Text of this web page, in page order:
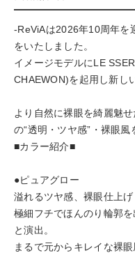
-ReViAは2026年10周年を
をいたしました。
イメージモデルにLE
CHAEWON)を起用し新し
より自然に裸眼を綺麗魅
の“透明・ツヤ感”・裸眼風
■カラー紹介■
●ピュアグロー
溢れるツヤ感、裸眼仕上げ
極細フチでほんのり輪郭
と演出。
まるで元からキレイな裸眼